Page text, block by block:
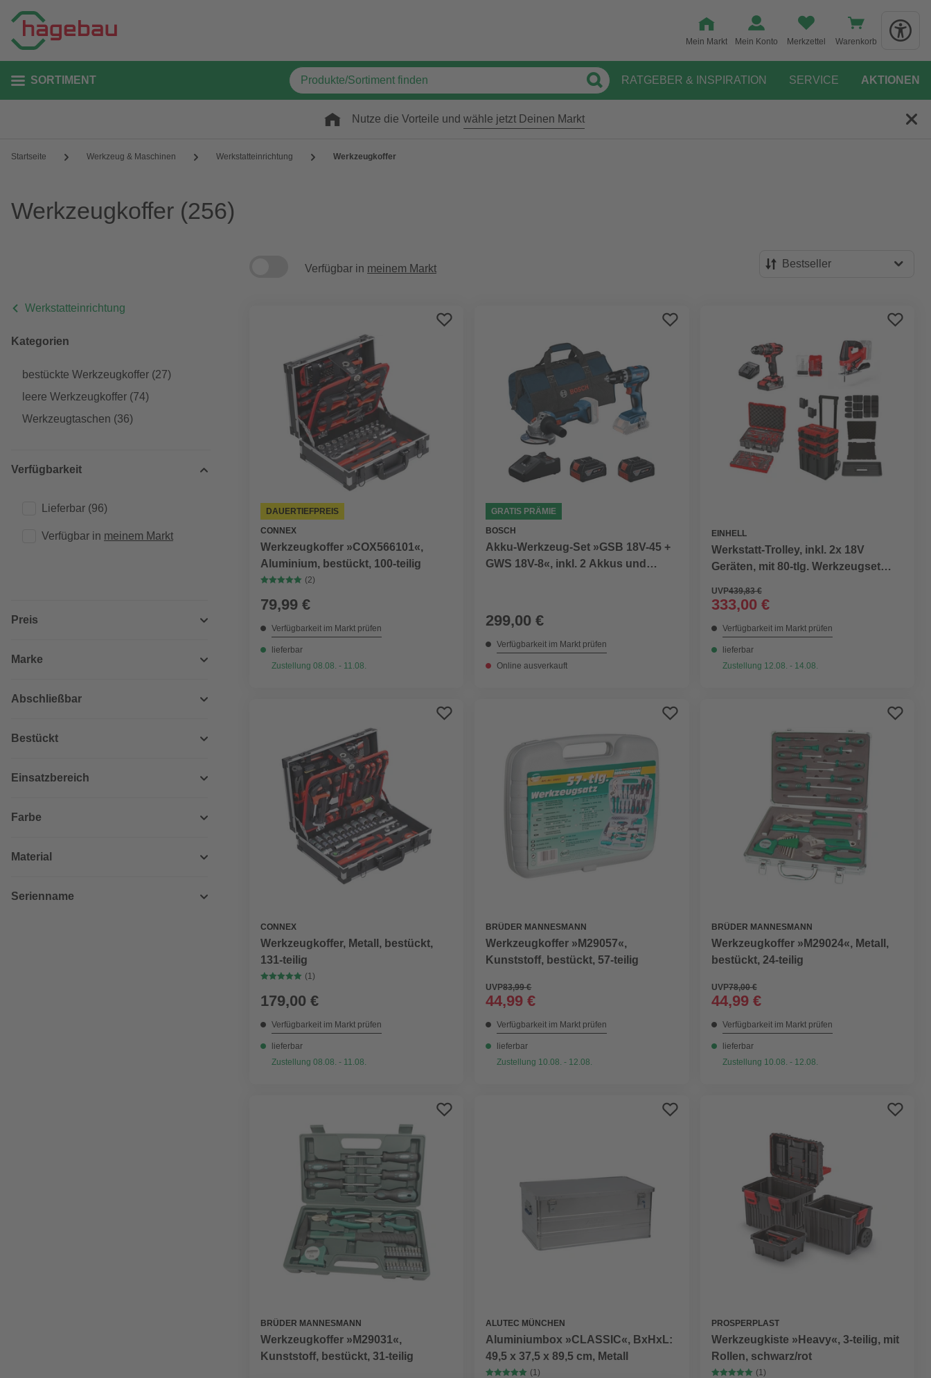
Mein Markt Mein Konto Merkzettel Warenkorb
SORTIMENT RATGEBER & INSPIRATION SERVICE AKTIONEN
Nutze die Vorteile und wähle jetzt Deinen Markt
Startseite Werkzeug & Maschinen Werkstatteinrichtung Werkzeugkoffer
Werkzeugkoffer (256)
Werkstatteinrichtung
Kategorien
bestückte Werkzeugkoffer (27)
leere Werkzeugkoffer (74)
Werkzeugtaschen (36)
Verfügbarkeit
Lieferbar (96)
Verfügbar in meinem Markt
Preis
Marke
Abschließbar
Bestückt
Einsatzbereich
Farbe
Material
Serienname
Verfügbar in meinem Markt Bestseller
Preis absteigend
Bewertung
DAUERTIEFPREIS
CONNEX
Werkzeugkoffer »COX566101«,
Aluminium, bestückt, 100-teilig
(2)
79,99 €
Verfügbarkeit im Markt prüfen
lieferbar
Zustellung 08.08. - 11.08.
GRATIS PRÄMIE
BOSCH
Akku-Werkzeug-Set »GSB 18V-45 +
GWS 18V-8«, inkl. 2 Akkus und
299,00 €
Verfügbarkeit im Markt prüfen
Online ausverkauft
EINHELL
Werkstatt-Trolley, inkl. 2x 18V
Geräten, mit 80-tlg. Werkzeugset
UVP439,83 €
333,00 €
Verfügbarkeit im Markt prüfen
lieferbar
Zustellung 12.08. - 14.08.
CONNEX
Werkzeugkoffer, Metall, bestückt,
131-teilig
(1)
179,00 €
Verfügbarkeit im Markt prüfen
lieferbar
Zustellung 08.08. - 11.08.
BRÜDER MANNESMANN
Werkzeugkoffer »M29057«,
Kunststoff, bestückt, 57-teilig
UVP83,99 €
44,99 €
Verfügbarkeit im Markt prüfen
lieferbar
Zustellung 10.08. - 12.08.
BRÜDER MANNESMANN
Werkzeugkoffer »M29024«, Metall,
bestückt, 24-teilig
UVP78,00 €
44,99 €
Verfügbarkeit im Markt prüfen
lieferbar
Zustellung 10.08. - 12.08.
BRÜDER MANNESMANN
Werkzeugkoffer »M29031«,
Kunststoff, bestückt, 31-teilig
ALUTEC MÜNCHEN
Aluminiumbox »CLASSIC«, BxHxL:
49,5 x 37,5 x 89,5 cm, Metall
(1)
PROSPERPLAST
Werkzeugkiste »Heavy«, 3-teilig, mit
Rollen, schwarz/rot
(1)